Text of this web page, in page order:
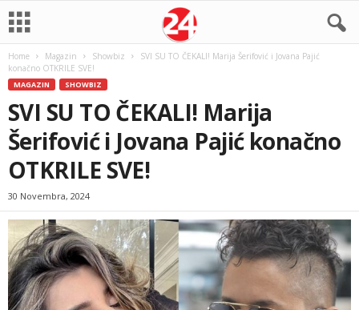
Home Magazin Showbiz
SVI SU TO ČEKALI! Marija Šerifović i Jovana Pajić
konačno OTKRILE SVE!
MAGAZIN SHOWBIZ
SVI SU TO ČEKALI! Marija
Šerifović i Jovana Pajić konačno
OTKRILE SVE!
30 Novembra, 2024